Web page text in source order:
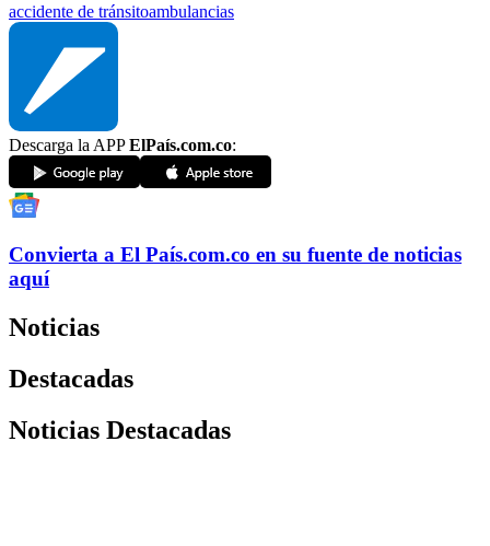
accidente de tránsitoambulancias
Descarga la APPElPaís.com.co:
Convierta a El País.com.co en su fuente de noticias
aquí
Noticias
Destacadas
Noticias Destacadas